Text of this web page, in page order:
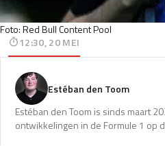
Foto: Red Bull Content Pool
12:30, 20 MEI
Estéban den Toom
Estéban den Toom is sinds maart
ontwikkelingen in de Formule 1 op